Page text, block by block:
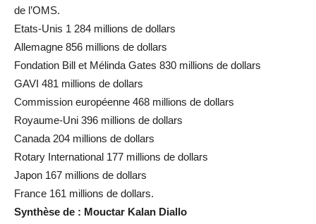
de l’OMS.
Etats-Unis 1 284 millions de dollars
Allemagne 856 millions de dollars
Fondation Bill et Mélinda Gates 830 millions de dollars
GAVI 481 millions de dollars
Commission européenne 468 millions de dollars
Royaume-Uni 396 millions de dollars
Canada 204 millions de dollars
Rotary International 177 millions de dollars
Japon 167 millions de dollars
France 161 millions de dollars.
Synthèse de : Mouctar Kalan Diallo